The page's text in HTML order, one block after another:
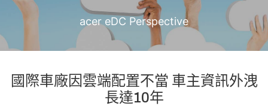
acer eDC Perspective
國際車廠因雲端配置不當 車主資訊外洩
長達10年